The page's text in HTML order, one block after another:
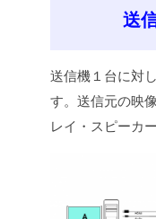
送
送信機１台に対
す。送信元の映
レイ・スピーカ